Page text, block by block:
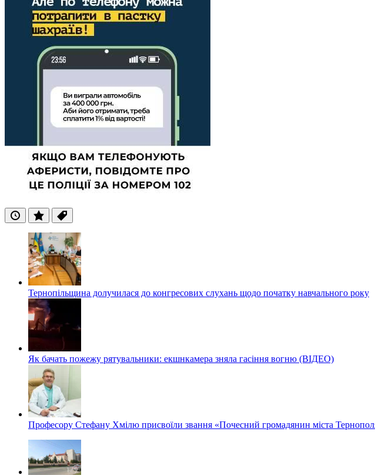
ОстанніПопулярні
Теги
Тернопільщина долучилася до конгресових слухань щодо початку навчального року
Як бачать пожежу рятувальники: екшнкамера зняла гасіння вогню (ВІДЕО)
Професору Стефану Хмілю присвоїли звання «Почесний громадянин міста